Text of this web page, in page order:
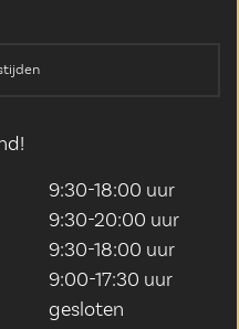
9:30-18:00 uur
9:30-20:00 uur
9:30-18:00 uur
9:00-17:30 uur
gesloten